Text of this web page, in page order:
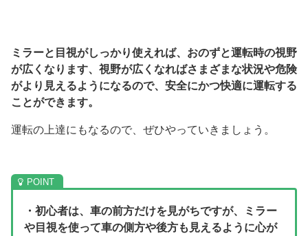
ミラーと目視がしっかり使えれば、おのずと運転時の視野
が広くなります、視野が広くなればさまざまな状況や危険
がより見えるようになるので、安全にかつ快適に運転する
ことができます。
運転の上達にもなるので、ぜひやっていきましょう。
・初心者は、車の前方だけを見がちですが、ミラー
や目視を使って車の側方や後方も見えるように心が